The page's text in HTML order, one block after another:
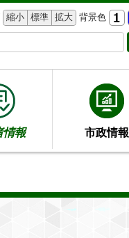
縮小 標準 拡大 背景色
情報 市政情報